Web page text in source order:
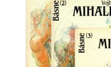
POSELSTVÍ
GRÁLU